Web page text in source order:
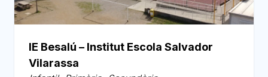
IE Besalú – Institut Escola Salvador
Vilarassa